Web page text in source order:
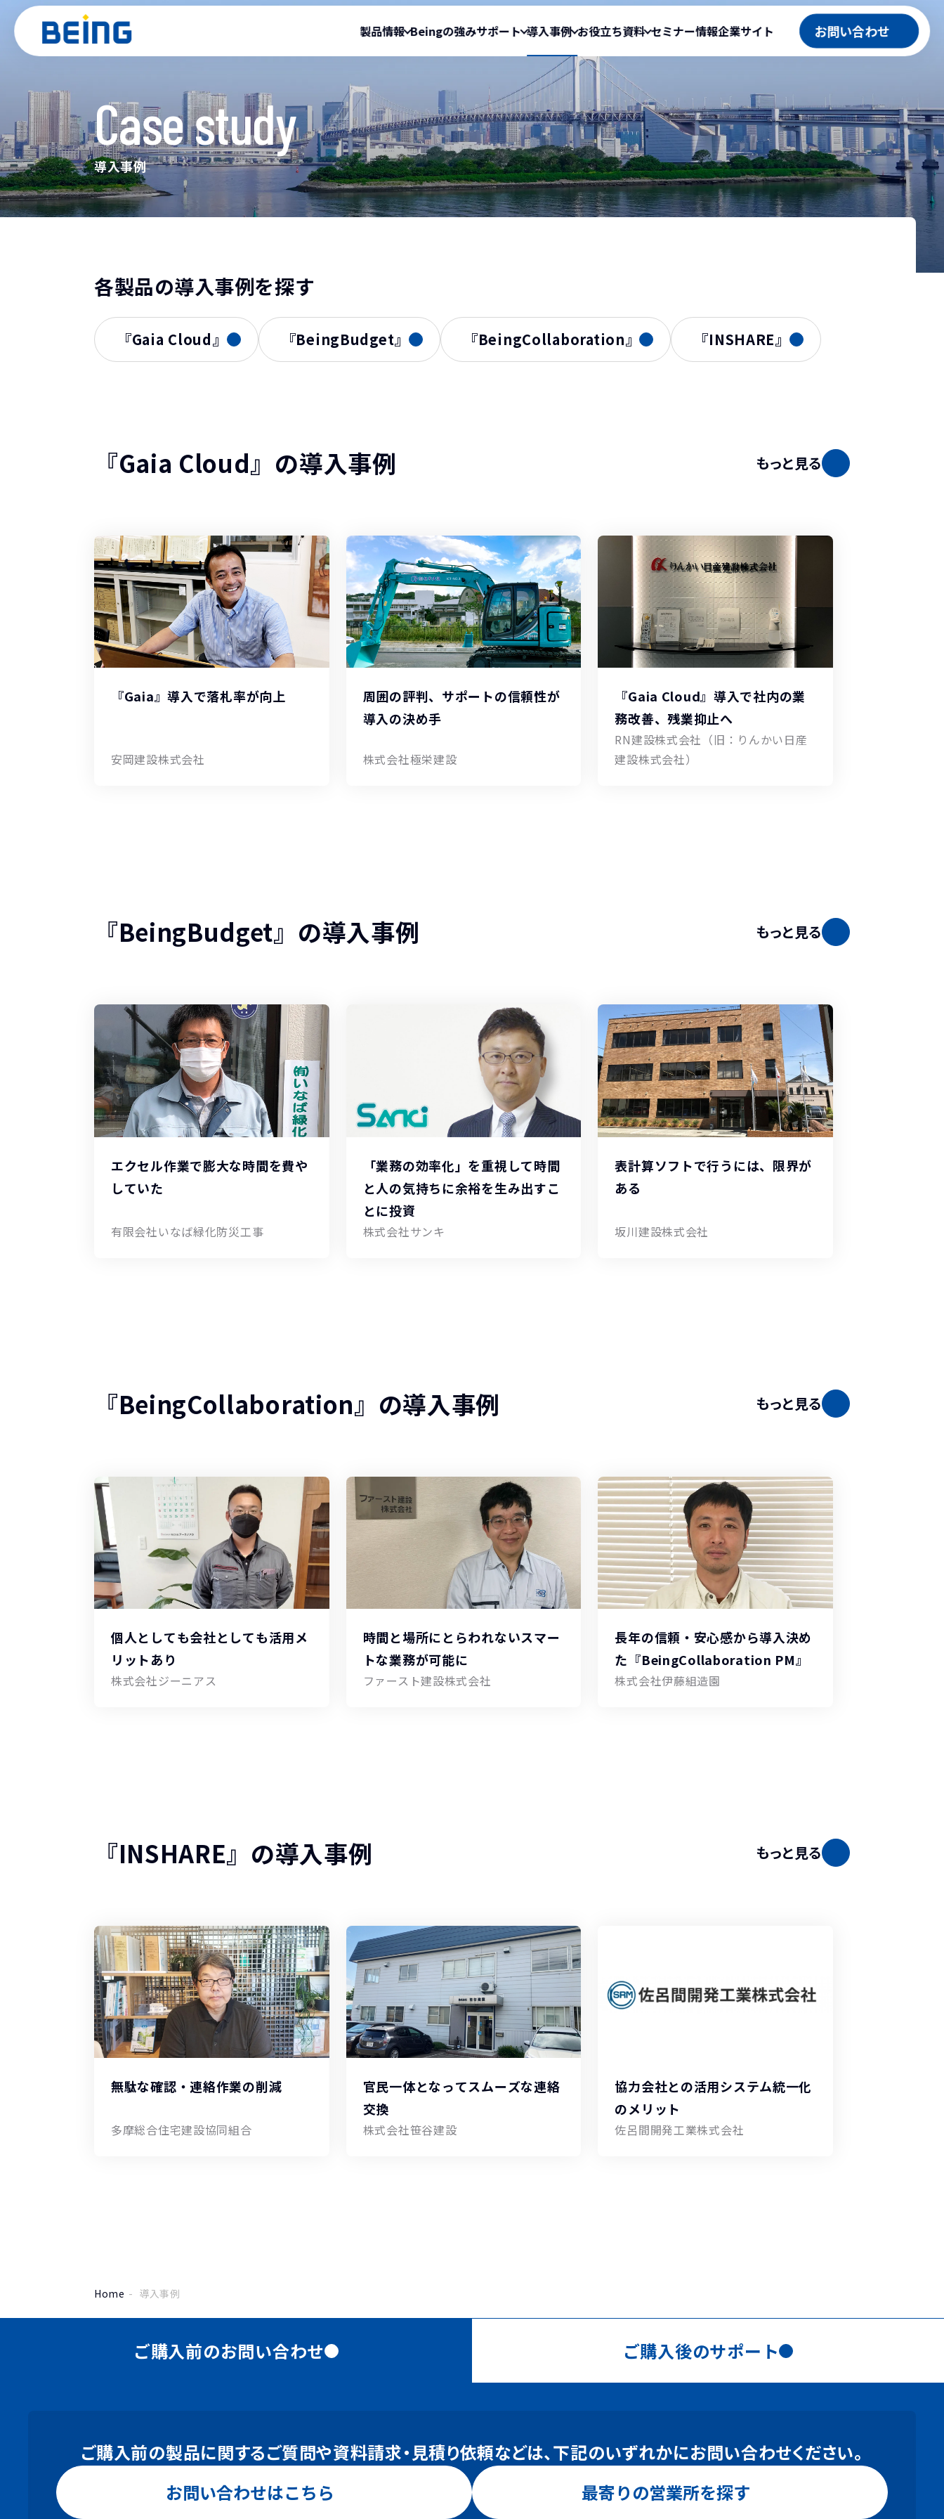
製品情報
製品情報
建設業向け製品
土木工事積算システム
『Gaia Cloud』
土木工事積算システム
『Gaia11』
『BeingBid』
『BeingBudget』
工程管理型マネジメントシステム
『BeingProject-CCPM』
クラウド型工事情報総合マネジメントシステム
『INSHARE』
土木専門のデータベース＆マッチングサイト
『サガシバ』
水道設備用CAD＋見積連動ソフト
『plusCAD機械α』
官公庁向け製品
ASP型工事情報共有システム
工事成績評定システム
公共工事積算システム
Beingの強みサポート
サポート
サポート情報
お問い合わせ窓口一覧
リモートサポート
OS対応状況
ダウンロードデータ
サポートからのお知らせ
ログイン（Gaia Cloud）
導入事例
導入事例
導入事例
『Gaia Cloud』導入事例
『BeingBudget』導入事例
『BeingCollaboration』導入事例
『INSHARE』導入事例
お役立ち資料
お役立ち資料
お役立ち資料
積算のお役立ち資料実行予算・原価管理のお役立ち資料
セミナー情報企業サイト お問い合わせ
Case study
導入事例
各製品の導入事例を探す
『Gaia Cloud』 『BeingBudget』 『BeingCollaboration』 『INSHARE』
『Gaia Cloud』の導入事例 もっと見る
『Gaia』導入で落札率が向上
安岡建設株式会社
周囲の評判、サポートの信頼性が
導入の決め手
株式会社極栄建設
『Gaia Cloud』導入で社内の業
務改善、残業抑止へ
RN建設株式会社（旧：りんかい日産
建設株式会社）
『BeingBudget』の導入事例 もっと見る
エクセル作業で膨大な時間を費や
していた
有限会社いなば緑化防災工事
「業務の効率化」を重視して時間
と人の気持ちに余裕を生み出すこ
とに投資
株式会社サンキ
表計算ソフトで行うには、限界が
ある
坂川建設株式会社
『BeingCollaboration』の導入事例 もっと見る
個人としても会社としても活用メ
リットあり
株式会社ジーニアス
時間と場所にとらわれないスマー
トな業務が可能に
ファースト建設株式会社
長年の信頼・安心感から導入決め
た『BeingCollaboration PM』
株式会社伊藤組造園
『INSHARE』の導入事例 もっと見る
無駄な確認・連絡作業の削減
多摩総合住宅建設協同組合
官民一体となってスムーズな連絡
交換
株式会社笹谷建設
協力会社との活用システム統一化
のメリット
佐呂間開発工業株式会社
Home 導入事例
ご購入前のお問い合わせ
ご購入前の製品に関するご質問や資料請求・見積り依頼などは、下記のいずれかにお問い合わせください。
お問い合わせはこちら
最寄りの営業所を探す
ご購入後のサポート
お問い合わせはこちら